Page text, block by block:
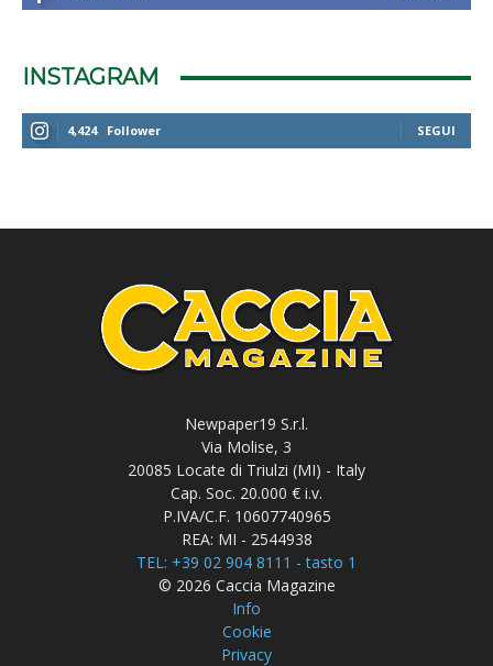
INSTAGRAM
4,424 Follower SEGUI
Newpaper19 S.r.l.
Via Molise, 3
20085 Locate di Triulzi (MI) - Italy
Cap. Soc. 20.000 € i.v.
P.IVA/C.F. 10607740965
REA: MI - 2544938
TEL: +39 02 904 8111 - tasto 1
© 2026 Caccia Magazine
Info
Cookie
Privacy